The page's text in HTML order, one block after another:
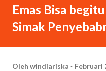
Emas Bisa
Simak
Oleh windiariska Februari